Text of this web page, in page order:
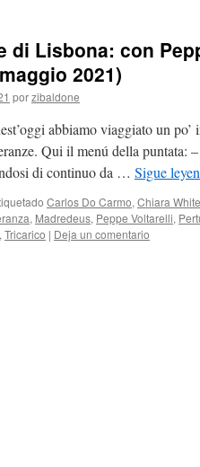
di Lisbona: con
2021)
porzibaldone
abbiamo viaggiato un
Qui il menú della puntata:
di continuo da … Sigue
Carlos Do Carmo, Chiara White
, Madredeus, Peppe Voltarelli,
, Tricarico | Deja un comentario